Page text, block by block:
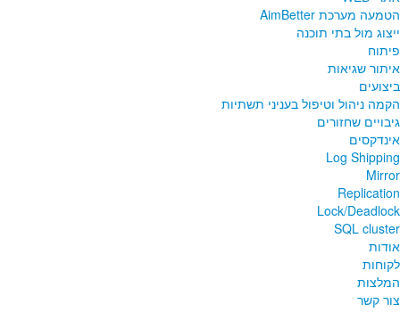
הטמעה מערכת AimBetter
ייצוג מול בתי תוכנה
פיתוח
איתור שגיאות
ביצועים
הקמה ניהול וטיפול בעניני תשתיות
גיבויים שחזורים
אינדקסים
Log Shipping
Mirror
Replication
Lock/Deadlock
SQL cluster
אודות
לקוחות
המלצות
צור קשר